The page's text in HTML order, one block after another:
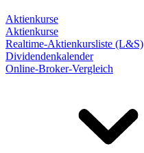
Aktienkurse
Aktienkurse
Realtime-Aktienkursliste (L&S)
Dividendenkalender
Online-Broker-Vergleich